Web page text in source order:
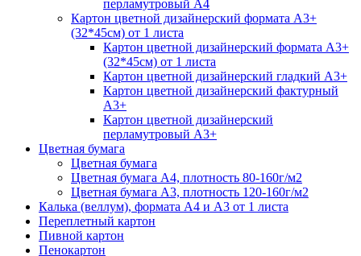
перламутровый А4
Картон цветной дизайнерский формата А3+
(32*45см) от 1 листа
Картон цветной дизайнерский формата А3+
(32*45см) от 1 листа
Картон цветной дизайнерский гладкий А3+
Картон цветной дизайнерский фактурный
А3+
Картон цветной дизайнерский
перламутровый А3+
Цветная бумага
Цветная бумага
Цветная бумага А4, плотность 80-160г/м2
Цветная бумага А3, плотность 120-160г/м2
Калька (веллум), формата А4 и А3 от 1 листа
Переплетный картон
Пивной картон
Пенокартон